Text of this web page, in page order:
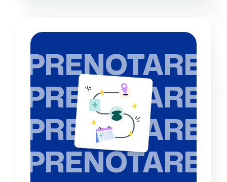
PRENOTARE
PRENOTARE
PRENOTARE
PRENOTARE